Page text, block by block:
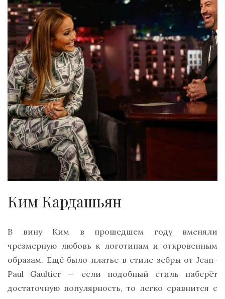
Ким Кардашьян
В вину Ким в прошедшем году вменяли
чрезмерную любовь к логотипам и откровенным
образам. Ещё было платье в стиле зебры от Jean-
Paul Gaultier — если подобный стиль наберёт
достаточную популярность, то легко сравнится с